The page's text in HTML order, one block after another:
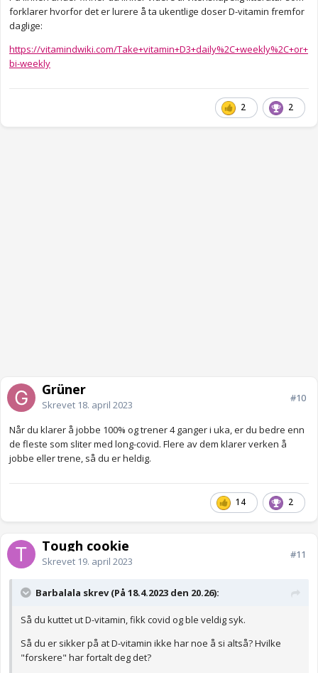
forklarer hvorfor det er lurere å ta ukentlige doser D-vitamin fremfor
daglige:
https://vitamindwiki.com/Take+vitamin+D3+daily%2C+weekly%2C+or+
bi-weekly
2 2
Grüner
Skrevet 18. april 2023
#10
Når du klarer å jobbe 100% og trener 4 ganger i uka, er du bedre enn
de fleste som sliter med long-covid. Flere av dem klarer verken å
jobbe eller trene, så du er heldig.
14 2
Tough cookie
Skrevet 19. april 2023
#11
Barbalala skrev (På 18.4.2023 den 20.26):
Så du kuttet ut D-vitamin, fikk covid og ble veldig syk.
Så du er sikker på at D-vitamin ikke har noe å si altså? Hvilke
"forskere" har fortalt deg det?